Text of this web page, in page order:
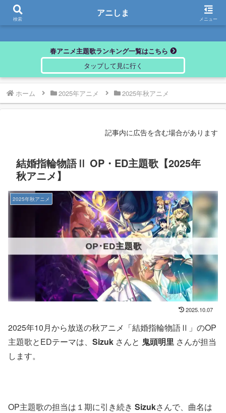
アニしま
春アニメ主題歌ランキング一覧はこちら
ホーム 2025年アニメ 2025年秋アニメ
記事内に広告を含む場合があります
結婚指輪物語Ⅱ OP・ED主題歌【2025年
秋アニメ】
2025年秋アニメ
2025.10.07
2025年10月から放送の秋アニメ「結婚指輪物語Ⅱ」のOP
主題歌とEDテーマは、 Sizuk さんと 鬼頭明里 さんが担当
します。
OP主題歌の担当は１期に引き続き Sizukさんで、曲名は
検索
アニしま
メニュー